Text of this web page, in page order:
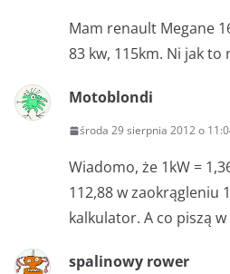
Mam renault Megane
83 kw, 115km. Ni jak to
Motoblondi
środa 29 sierpnia 2012 o
Wiadomo, że 1kW =
112,88 w zaokrągleniu
kalkulator. A co piszą
spalinowy rower